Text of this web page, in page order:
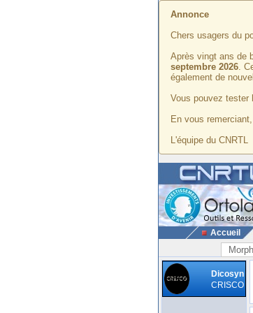
Annonce
Chers usagers du
Après vingt ans de
septembre 2026.
également de
Vous pouvez tester
En vous remerciant,
L'équipe du CNRTL
Accueil
Dicosyn
CRISCO